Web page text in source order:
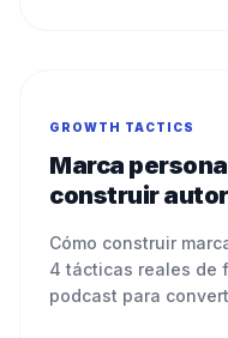
GROWTH TACTICS
Marca
construir
Cómo construir
4 tácticas reales de
podcast para